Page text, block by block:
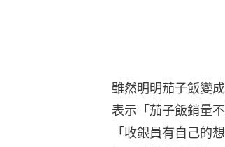
雖然明明茄子飯變
表示「茄子飯銷量
「收銀員有自己的